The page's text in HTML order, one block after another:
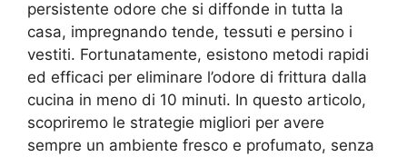
persistente odore che si diffonde in tutta la
casa, impregnando tende, tessuti e persino i
vestiti. Fortunatamente, esistono metodi rapidi
ed efficaci per eliminare l’odore di frittura dalla
cucina in meno di 10 minuti. In questo articolo,
scopriremo le strategie migliori per avere
sempre un ambiente fresco e profumato, senza